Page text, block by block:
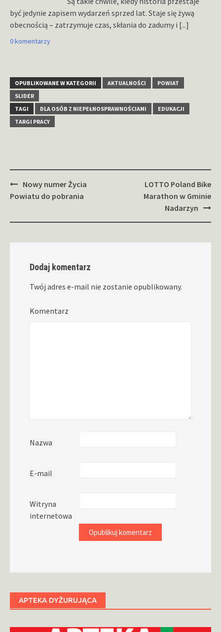
być jedynie zapisem wydarzeń sprzed lat. Staje się żywą
obecnością – zatrzymuje czas, skłania do zadumy i [...]
0 komentarzy
OPUBLIKOWANE W KATEGORII AKTUALNOŚCI
POWIAT
SLIDER
TAGI
DLA OSÓB Z NIEPEŁNOSPRAWNOŚCIAMI
EDUKACJI
TARGI PRACY
Zobacz
wpisy
Nowy numer Życia
Powiatu do pobrania
LOTTO Poland Bike
Marathon w Gminie
Nadarzyn
Dodaj komentarz
Twój adres e-mail nie zostanie opublikowany.
Komentarz
Nazwa
E-mail
Witryna
internetowa
APTEKA DYŻURUJĄCA